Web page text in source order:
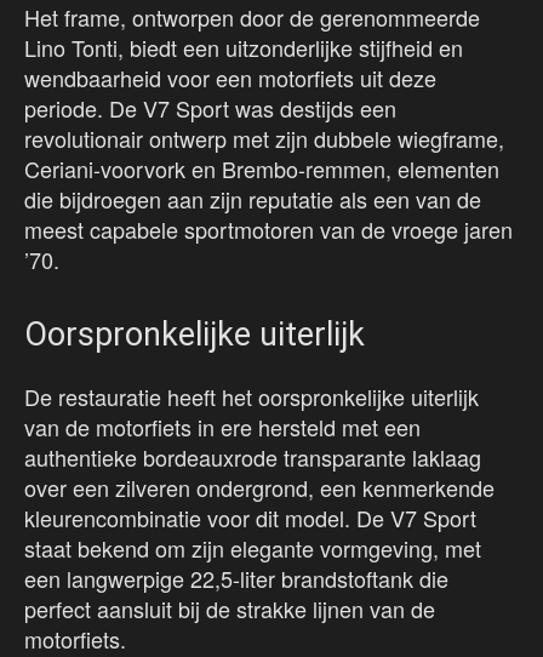
Het frame, ontworpen door de gerenommeerde
Lino Tonti, biedt een uitzonderlijke stijfheid en
wendbaarheid voor een motorfiets uit deze
periode. De V7 Sport was destijds een
revolutionair ontwerp met zijn dubbele wiegframe,
Ceriani-voorvork en Brembo-remmen, elementen
die bijdroegen aan zijn reputatie als een van de
meest capabele sportmotoren van de vroege jaren
’70.
Oorspronkelijke uiterlijk
De restauratie heeft het oorspronkelijke uiterlijk
van de motorfiets in ere hersteld met een
authentieke bordeauxrode transparante laklaag
over een zilveren ondergrond, een kenmerkende
kleurencombinatie voor dit model. De V7 Sport
staat bekend om zijn elegante vormgeving, met
een langwerpige 22,5-liter brandstoftank die
perfect aansluit bij de strakke lijnen van de
motorfiets.